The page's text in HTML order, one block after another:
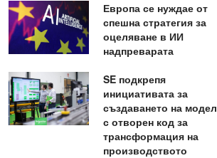
Европа се нуждае от
спешна стратегия за
оцеляване в ИИ
надпреварата
SE подкрепя
инициативата за
създаването на модел
с отворен код за
трансформация на
производството